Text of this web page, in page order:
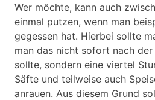
Wer möchte, kann auch
einmal putzen, wenn man
gegessen hat. Hierbei sollte
man das nicht sofort nach
sollte, sondern eine viertel
Säfte und teilweise auch
anrauen. Aus diesem Grund